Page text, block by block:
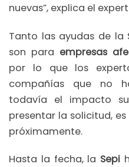
nuevas”, explica el
Tanto las ayudas de la
son para empresas
por lo que los
compañías que no
todavía el impacto
presentar la solicitud,
próximamente.
Hasta la fecha, la Sepi